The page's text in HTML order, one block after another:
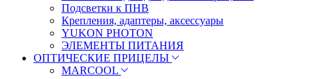
Подсветки к ПНВ
Крепления, адаптеры, аксессуары
YUKON PHOTON
ЭЛЕМЕНТЫ ПИТАНИЯ
ОПТИЧЕСКИЕ ПРИЦЕЛЫ
MARCOOL